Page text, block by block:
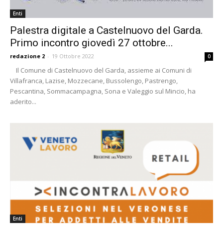
Enti
Palestra digitale a Castelnuovo del Garda.
Primo incontro giovedì 27 ottobre...
redazione 2 - 19 Ottobre 2022 0
Il Comune di Castelnuovo del Garda, assieme ai Comuni di
Villafranca, Lazise, Mozzecane, Bussolengo, Pastrengo,
Pescantina, Sommacampagna, Sona e Valeggio sul Mincio, ha
aderito...
Enti